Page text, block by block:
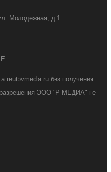
Молодежная, д.1
reutovmedia.ru без получения
разрешения ООО "Р-МЕДИА" не